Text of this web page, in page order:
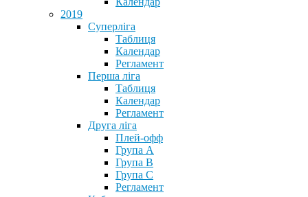
2019
Суперліга
Таблиця
Календар
Регламент
Перша ліга
Таблиця
Календар
Регламент
Друга ліга
Плей-офф
Група А
Група В
Група С
Регламент